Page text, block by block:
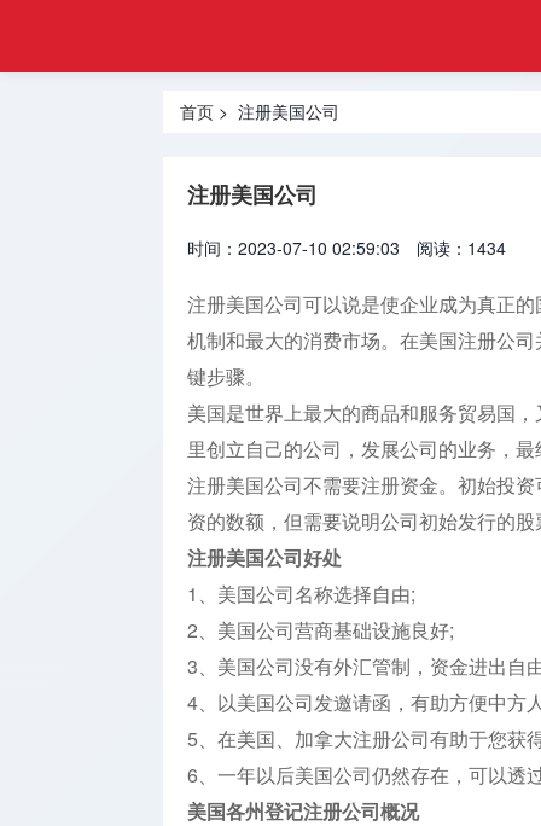
注册
登记
网
公司
公司
注册美国
注册海外
公司
海外金融
牌照
海外银行
开户
公司银行
开户
知识产权
首页 > 注册美国公司
注册美国公司
时间：2023-07-10 02:59:03 阅读：1434
注册美国公司可以说是使企业成为真正
机制和最大的消费市场。在美国注册公
键步骤。
美国是世界上最大的商品和服务贸易国
里创立自己的公司，发展公司的业务，
注册美国公司不需要注册资金。初始投
资的数额，但需要说明公司初始发行的
注册美国公司好处
1、美国公司名称选择自由;
2、美国公司营商基础设施良好;
3、美国公司没有外汇管制，资金进出自
4、以美国公司发邀请函，有助方便中方
5、在美国、加拿大注册公司有助于您获
6、一年以后美国公司仍然存在，可以透
美国各州登记注册公司概况